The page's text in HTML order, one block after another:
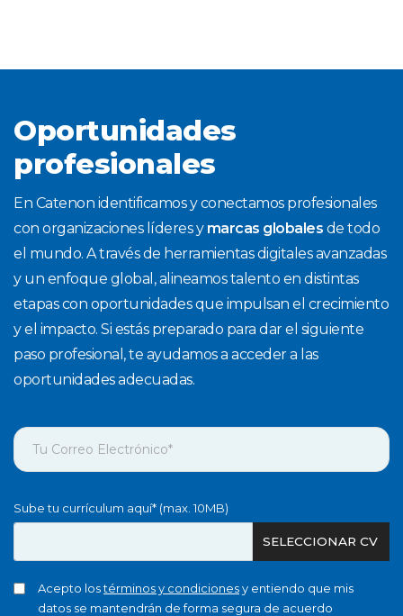
Oportunidades
profesionales
En Catenon identificamos y conectamos profesionales
con organizaciones líderes y marcas globales de todo
el mundo. A través de herramientas digitales avanzadas
y un enfoque global, alineamos talento en distintas
etapas con oportunidades que impulsan el crecimiento
y el impacto. Si estás preparado para dar el siguiente
paso profesional, te ayudamos a acceder a las
oportunidades adecuadas.
Sube tu currículum aquí* (max. 10MB)
SELECCIONAR CV
Acepto lostérminos y condicionesy entiendo que mis
datos se mantendrán de forma segura de acuerdo